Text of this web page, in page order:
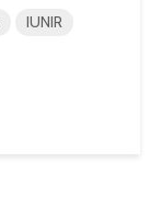
IUNIR